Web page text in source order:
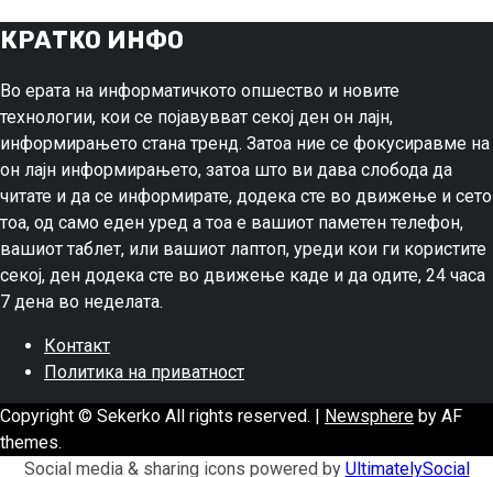
КРАТКО ИНФО
Во ерата на информатичкото опшество и новите
технологии, кои се појавувват секој ден он лајн,
информирањето стана тренд. Затоа ние се фокусиравме на
он лајн информирањето, затоа што ви дава слобода да
читате и да се информирате, додека сте во движење и сето
тоа, од само еден уред а тоа е вашиот паметен телефон,
вашиот таблет, или вашиот лаптоп, уреди кои ги користите
секој, ден додека сте во движење каде и да одите, 24 часа
7 дена во неделата.
Контакт
Политика на приватност
Copyright © Sekerko All rights reserved. Newsphere by AF
themes.
Social media & sharing icons powered by UltimatelySocial